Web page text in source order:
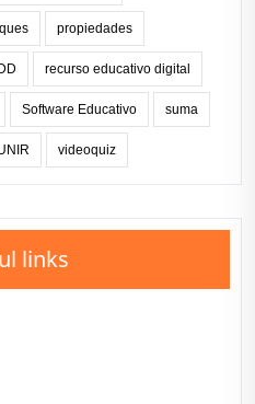
propiedades
recurso educativo digital
Software Educativo suma
videoquiz
links